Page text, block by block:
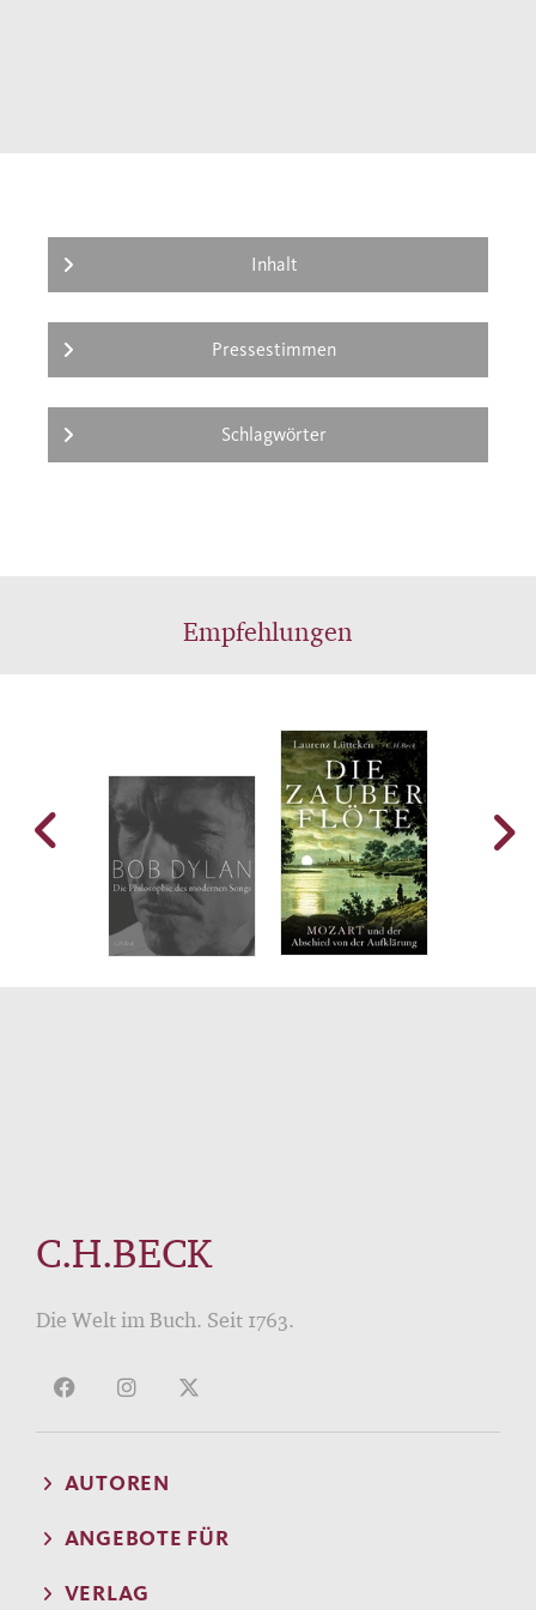
Inhalt
Pressestimmen
Schlagwörter
Empfehlungen
C.H.BECK
Die Welt im Buch. Seit 1763.
AUTOREN
ANGEBOTE FÜR
VERLAG